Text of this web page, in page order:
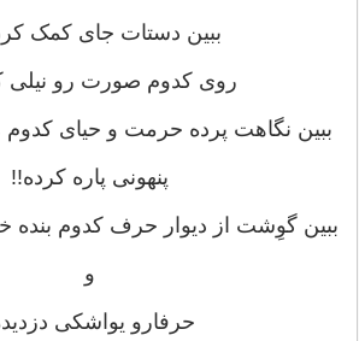
ﺑﺒﯿﻦ ﺩﺳﺘﺎﺕ ﺟﺎﯼ ﮐﻤﮏ
ﺭﻭﯼ ﮐﺪﻭﻡ ﺻﻮﺭﺕ ﺭﻭ ﻧﯿﻠﯽ
ﺑﺒﯿﻦ ﻧﮕﺎﻫﺖ ﭘﺮﺩﻩ ﺣﺮﻣﺖ ﻭ ﺣﯿﺎﯼ ﮐﺪﻭﻡ
ﭘﻨﻬﻮﻧﯽ ﭘﺎﺭﻩ ﮐﺮﺩﻩ!!
ﺑﺒﯿﻦ ﮔﻮِﺷﺖ ﺍﺯ ﺩﯾﻮﺍﺭ ﺣﺮﻑ ﮐﺪﻭﻡ ﺑﻨﺪﻩ
ﻭ
ﺣﺮﻓﺎﺭﻭ ﯾﻮﺍﺷﮑﯽ